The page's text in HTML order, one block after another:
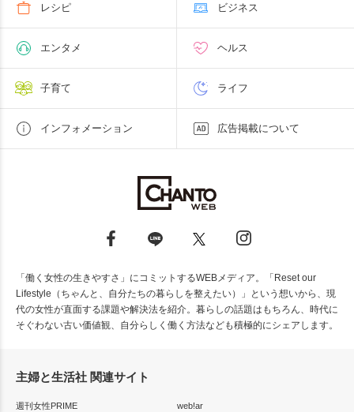
レシピ ビジネス
エンタメ ヘルス
子育て ライフ
インフォメーション 広告掲載について
「働く女性の生きやすさ」にコミットするWEBメディア。「Reset our
Lifestyle（ちゃんと、自分たちの暮らしを整えたい）」という想いから、現
代の女性が直面する課題や解決法を紹介。暮らしの話題はもちろん、時代に
そぐわない古い価値観、自分らしく働く方法なども積極的にシェアします。
主婦と生活社 関連サイト
週刊女性PRIME web!ar